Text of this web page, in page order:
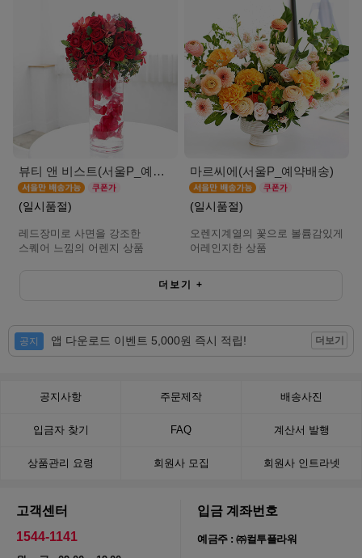
뷰티 앤 비스트(서울P_예약배송)
(일시품절)
레드장미로 사면을 강조한
스퀘어 느낌의 어렌지 상품
마르씨에(서울P_예약배송)
(일시품절)
오렌지계열의 꽃으로 볼륨감있게
어레인지한 상품
더보기 +
공지 앱 다운로드 이벤트 5,000원 즉시 적립! 더보기
공지사항 주문제작 배송사진
입금자 찾기 FAQ 계산서 발행
상품관리 요령 회원사 모집 회원사 인트라넷
고객센터
1544-1141
입금 계좌번호
예금주 : ㈜컬투플라워